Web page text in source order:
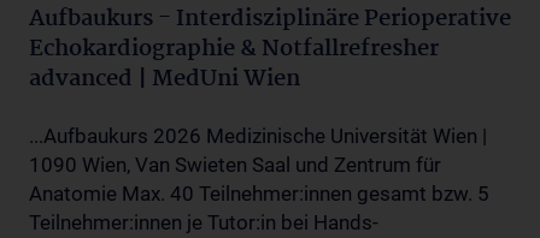
Aufbaukurs - Interdisziplinäre Perioperative
Echokardiographie & Notfallrefresher
advanced | MedUni Wien
...Aufbaukurs 2026 Medizinische Universität Wien |
1090 Wien, Van Swieten Saal und Zentrum für
Anatomie Max. 40 Teilnehmer:innen gesamt bzw. 5
Teilnehmer:innen je Tutor:in bei Hands-